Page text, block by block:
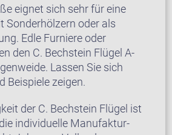
eignet sich sehr für eine
Sonderhölzern oder als
Edle Furniere oder
den C. Bechstein Flügel A-
Lassen Sie sich
Beispiele zeigen.
der C. Bechstein Flügel ist
individuelle Manufaktur-